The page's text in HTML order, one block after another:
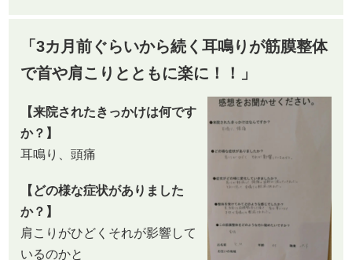
「3カ月前ぐらいから続く耳鳴りが筋膜整体
で首や肩こりとともに楽に！！」
【来院されたきっかけは何です
か？】
耳鳴り、頭痛
【どの様な症状がありました
か？】
肩こりがひどくそれが影響して
いるのかと